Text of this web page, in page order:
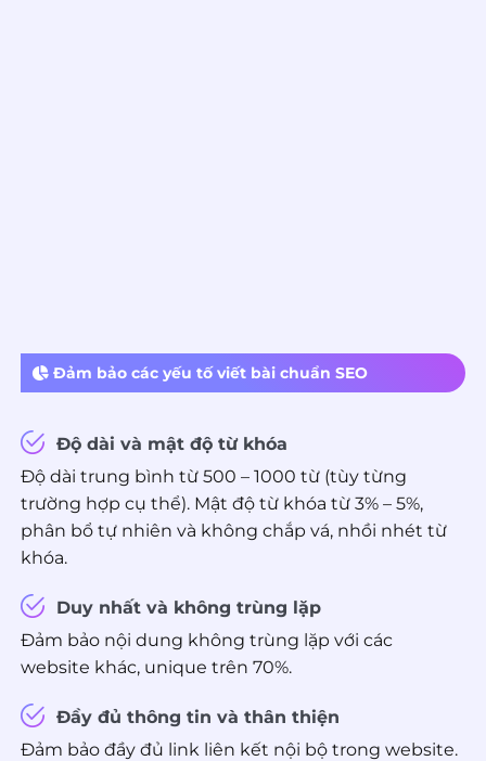
Đảm bảo các yếu tố viết bài chuẩn SEO
Độ dài và mật độ từ khóa
Độ dài trung bình từ 500 – 1000 từ (tùy từng
trường hợp cụ thể). Mật độ từ khóa từ 3% – 5%,
phân bổ tự nhiên và không chắp vá, nhồi nhét từ
khóa.
Duy nhất và không trùng lặp
Đảm bảo nội dung không trùng lặp với các
website khác, unique trên 70%.
Đầy đủ thông tin và thân thiện
Đảm bảo đầy đủ link liên kết nội bộ trong website.